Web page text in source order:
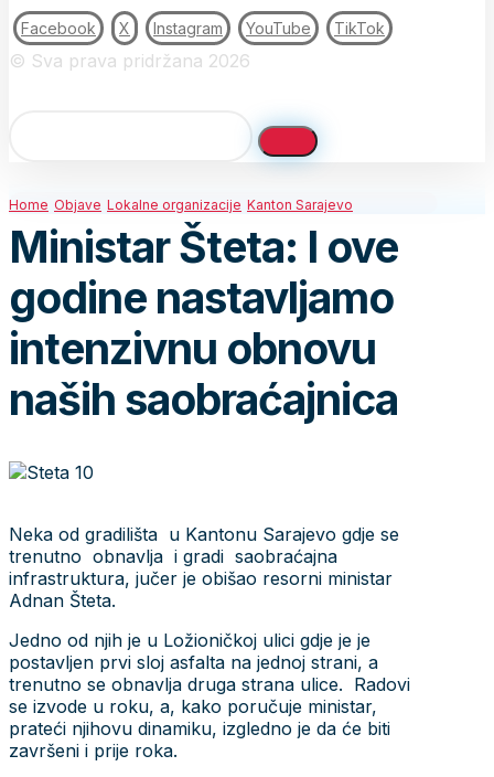
Facebook X Instagram YouTube TikTok
© Sva prava pridržana 2026
Home Objave Lokalne organizacije Kanton Sarajevo
Ministar Šteta: I ove
godine nastavljamo
intenzivnu obnovu
naših saobraćajnica
Neka od gradilišta u Kantonu Sarajevo gdje se
trenutno obnavlja i gradi saobraćajna
infrastruktura, jučer je obišao resorni ministar
Adnan Šteta.
Jedno od njih je u Ložioničkoj ulici gdje je je
postavljen prvi sloj asfalta na jednoj strani, a
trenutno se obnavlja druga strana ulice. Radovi
se izvode u roku, a, kako poručuje ministar,
prateći njihovu dinamiku, izgledno je da će biti
završeni i prije roka.